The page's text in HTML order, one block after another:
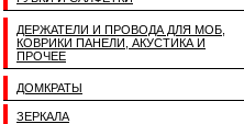
ДЕРЖАТЕЛИ И ПРОВОДА ДЛЯ МОБ,
КОВРИКИ ПАНЕЛИ, АКУСТИКА И
ПРОЧЕЕ
ДОМКРАТЫ
ЗЕРКАЛА